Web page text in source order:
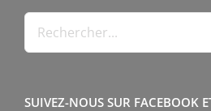
SUIVEZ-NOUS SUR FACEBOOK